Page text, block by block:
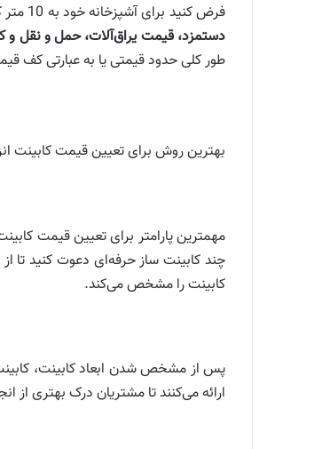
فرض کنید برای آشپزخانه خود به 10 متر کابینت انزو پولیشی نیاز دارید. بر اساس جدول بالا شما باید بین 120 تا 160 میلیون تومان هزینه کنید اما کابینت ساز در پایان کار با محاسبه
دستمزد، قیمت یراق‌آلات، حمل و نقل و
طور کلی حدود قیمتی یا به عبارتی کف
بهترین روش برای تعیین قیمت کابینت
مهمترین پارامتر برای تعیین قیمت
چند کابینت ساز حرفه‌ای دعوت کنید تا
کابینت را مشخص می‌کند.
پس از مشخص شدن ابعاد کابینت،
ارائه می‌کنند تا مشتریان درک بهتری از